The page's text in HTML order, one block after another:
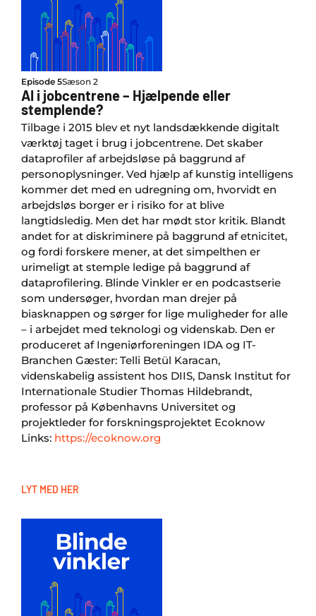
Episode 5Sæson 2
AI i jobcentrene – Hjælpende eller
stemplende?
Tilbage i 2015 blev et nyt landsdækkende digitalt
værktøj taget i brug i jobcentrene. Det skaber
dataprofiler af arbejdsløse på baggrund af
personoplysninger. Ved hjælp af kunstig intelligens
kommer det med en udregning om, hvorvidt en
arbejdsløs borger er i risiko for at blive
langtidsledig. Men det har mødt stor kritik. Blandt
andet for at diskriminere på baggrund af etnicitet,
og fordi forskere mener, at det simpelthen er
urimeligt at stemple ledige på baggrund af
dataprofilering. Blinde Vinkler er en podcastserie
som undersøger, hvordan man drejer på
biasknappen og sørger for lige muligheder for alle
– i arbejdet med teknologi og videnskab. Den er
produceret af Ingeniørforeningen IDA og IT-
Branchen Gæster: Telli Betül Karacan,
videnskabelig assistent hos DIIS, Dansk Institut for
Internationale Studier Thomas Hildebrandt,
professor på Københavns Universitet og
projektleder for forskningsprojektet Ecoknow
Links: https://ecoknow.org
LYT MED HER